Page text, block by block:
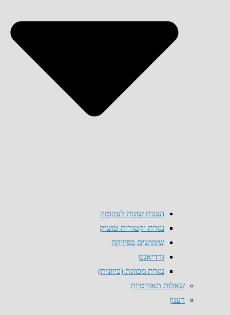
הצגות שונות לעקומה
נגזרת וקטורית ומשיק
שימושים בפיזיקה
גרדיאנט
נגזרת מכוונת (כיוונית)
שאלות תאורטיות
רענון